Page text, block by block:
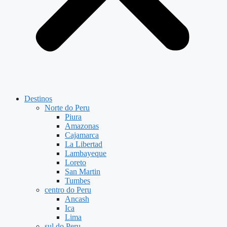
Destinos
Norte do Peru
Piura
Amazonas
Cajamarca
La Libertad
Lambayeque
Loreto
San Martin
Tumbes
centro do Peru
Ancash
Ica
Lima